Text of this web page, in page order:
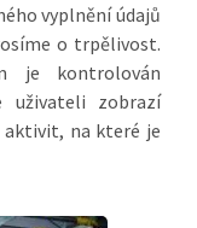
vyplnění údajů
o trpělivost.
je kontrolován
uživateli zobrazí
na které je